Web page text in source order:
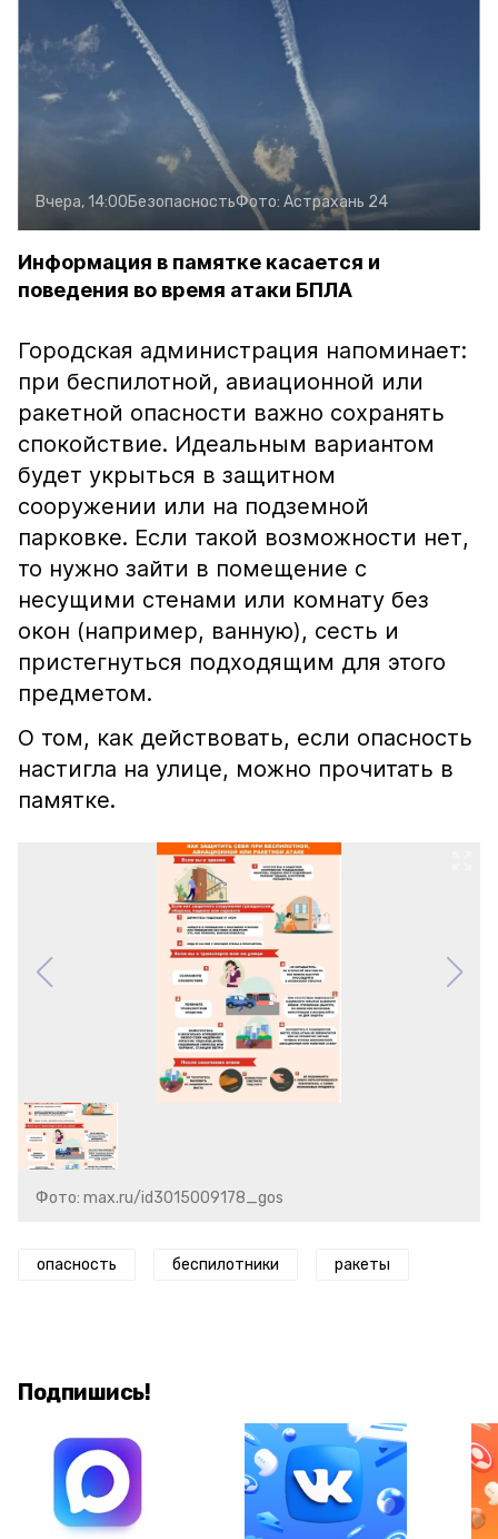
Вчера, 14:00БезопасностьФото: Астрахань 24
Информация в памятке касается и
поведения во время атаки БПЛА
Городская администрация напоминает:
при беспилотной, авиационной или
ракетной опасности важно сохранять
спокойствие. Идеальным вариантом
будет укрыться в защитном
сооружении или на подземной
парковке. Если такой возможности нет,
то нужно зайти в помещение с
несущими стенами или комнату без
окон (например, ванную), сесть и
пристегнуться подходящим для этого
предметом.
О том, как действовать, если опасность
настигла на улице, можно прочитать в
памятке.
Фото: max.ru/id3015009178_gos
опасность беспилотники ракеты
Подпишись!